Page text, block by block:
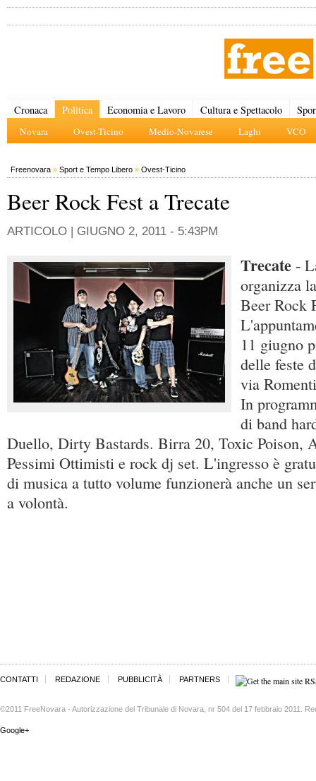
Cronaca Politica
Novara Ovest-Ticino Medio-Novarese Laghi VCO
Economia e Lavoro Cultura e Spettacolo
Freenovara » Sport e Tempo Libero » Ovest-Ticino
Beer Rock Fest a Trecate
ARTICOLO | GIUGNO 2, 2011 - 5:43PM
Trecate -
organizza
Beer Rock
11 giugno
delle feste
via
In
di band
Duello, Dirty Bastards. Birra 20, Toxic Poison,
Pessimi Ottimisti e rock dj set. L'ingresso è
di musica a tutto volume funzionerà anche un
a volontà.
CONTATTI REDAZIONE PUBBLICITÀ PARTNERS
©2011 FreeNovara - Autorizzazione del Tribunale di Novara, nr 504 del 17 febbraio 2011.
Google+